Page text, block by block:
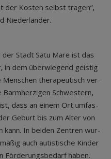
der Kos­ten selbst tra­gen“,
Nie­der­län­der.
Stadt Satu Mare ist das
in dem über­wie­gend geis­tig
Men­schen the­ra­peu­tisch ver­
Schwes­tern,
dass an einem Ort umfas­
Geburt bis zum Alter von
kann. In bei­den Zen­tren wur­
auch autis­ti­sche Kin­der
För­de­rungs­be­darf haben.